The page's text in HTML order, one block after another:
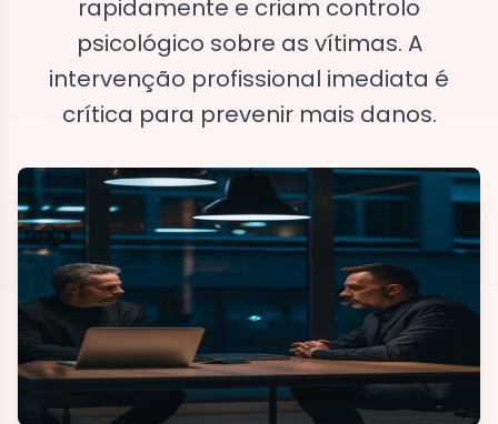
rapidamente e criam controlo
psicológico sobre as vítimas. A
intervenção profissional imediata é
crítica para prevenir mais danos.